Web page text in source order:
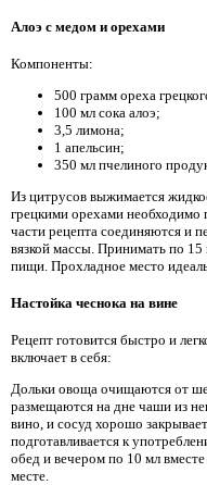
Алоэ с медом и орехами
Компоненты:
500 грамм ореха
100 мл сока алоэ;
3,5 лимона;
1 апельсин;
350 мл пчелиного
Из цитрусов выжимается
грецкими орехами
части рецепта соединяются и
вязкой массы. Принимать по
пищи. Прохладное место
Настойка чеснока на вине
Рецепт готовится быстро и
включает в себя:
Дольки овоща очищаются от
размещаются на дне чаши из
вино, и сосуд хорошо
подготавливается к
обед и вечером по 10 мл
месте.